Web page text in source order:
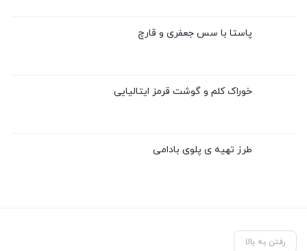
پاستا با سس جعفری و قارچ
خوراک کلم و گوشت قرمز ایتالیایی
طرز تهیه ی پلوی بادامی
رفتن به بالا